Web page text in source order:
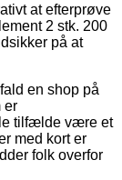
at efterprøve
2 stk. 200
på at
en shop på
er
tilfælde være et
med kort er
folk overfor